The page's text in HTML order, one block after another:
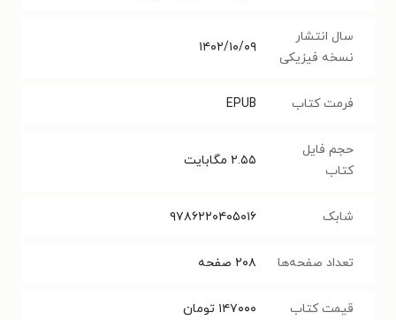
سال انتشار
نسخه فیزیکی
۱۴۰۲/۱۰/۰۹
فرمت کتاب EPUB
حجم فایل
کتاب
۲.۵۵ مگابایت
شابک ۹۷۸۶۲۲۰۴۰۵۰۱۶
تعداد صفحه‌ها ۲۰۸ صفحه
قیمت کتاب ۱۴۷۰۰۰ تومان